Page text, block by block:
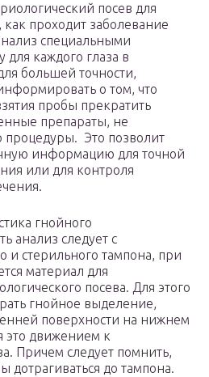
посев для
проходит заболевание
специальными
каждого глаза в
большей точности,
о том, что
пробы прекратить
препараты, не
процедуры. Это позволит
информацию для точной
или для контроля
гнойного
анализ следует с
и стерильного тампона, при
материал для
посева. Для этого
гнойное выделение,
поверхности на нижнем
это движением к
Причем следует помнить,
дотрагиваться до тампона.